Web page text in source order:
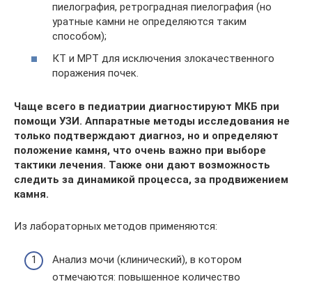
пиелография, ретроградная пиелография (но
уратные камни не определяются таким
способом);
КТ и МРТ для исключения злокачественного
поражения почек.
Чаще всего в педиатрии диагностируют МКБ при
помощи УЗИ. Аппаратные методы исследования не
только подтверждают диагноз, но и определяют
положение камня, что очень важно при выборе
тактики лечения. Также они дают возможность
следить за динамикой процесса, за продвижением
камня.
Из лабораторных методов применяются:
Анализ мочи (клинический), в котором
отмечаются: повышенное количество